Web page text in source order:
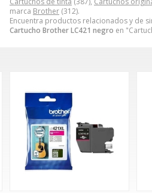
marca Brother (312).
Encuentra productos relacionados y de
Cartucho Brother LC421 negro en